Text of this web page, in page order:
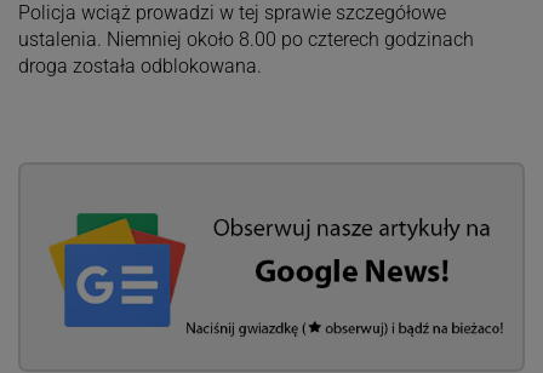
Policja wciąż prowadzi w tej sprawie szczegółowe
ustalenia. Niemniej około 8.00 po czterech godzinach
droga została odblokowana.